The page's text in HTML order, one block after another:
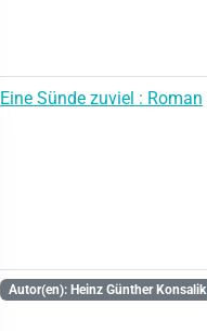
Eine Sünde zuviel : Roman
Autor(en): Heinz Günther Konsalik